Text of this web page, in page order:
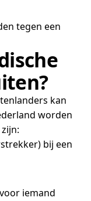
tegen een
kan
worden
bij een
iemand